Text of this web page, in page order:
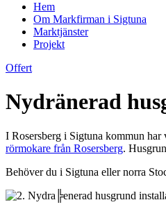
Hem
Om Markfirman i Sigtuna
Marktjänster
Projekt
Offert
Nydränerad
I Rosersberg i Sigtuna kommun
rörmokare från Rosersberg.
Behöver du i Sigtuna eller norra